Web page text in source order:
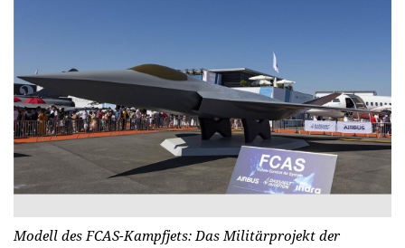
Modell des FCAS-Kampfjets: Das Militärprojekt der